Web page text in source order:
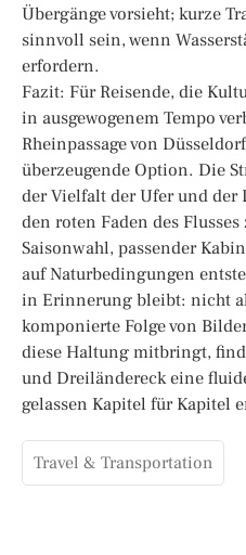
Übergänge vorsieht; kurze
sinnvoll sein, wenn
erfordern.
Fazit: Für Reisende, die
in ausgewogenem Tempo
Rheinpassage von
überzeugende Option. Die
der Vielfalt der Ufer und der
den roten Faden des
Saisonwahl, passender
auf Naturbedingungen
in Erinnerung bleibt: nicht
komponierte Folge von
diese Haltung mitbringt,
und Dreiländereck eine
gelassen Kapitel für Kapitel
Travel & Transportation